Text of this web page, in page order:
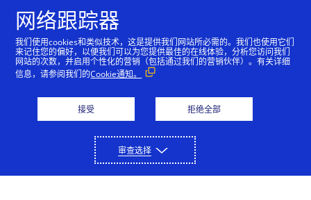
加大农村地区金融教育与
能力建设力度是确保金融
扶贫成效的关键
金融服务的覆盖率、可获得性和使用率是推动农村精
准扶贫和实现普惠金融的重要考量
网络跟踪器
我们使用cookies和类似技术，这是提供我们网站所必需的。我们也使用它们
来记住您的偏好，以便我们可以为您提供最佳的在线体验，分析您访问我们
网站的次数，并启用个性化的营销（包括通过我们的营销伙伴）。有关详细
信息，请参阅我们的Cookie通知。
接受 拒绝全部
审查选择